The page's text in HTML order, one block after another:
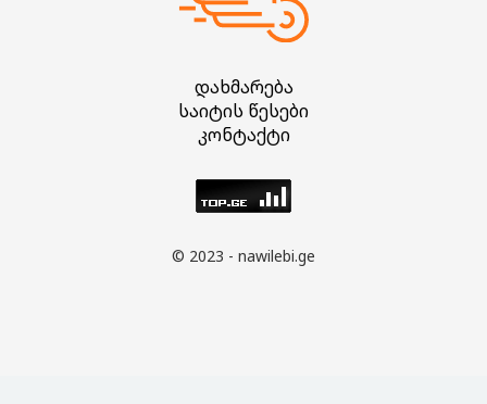
დახმარება
საიტის წესები
კონტაქტი
© 2023 - nawilebi.ge